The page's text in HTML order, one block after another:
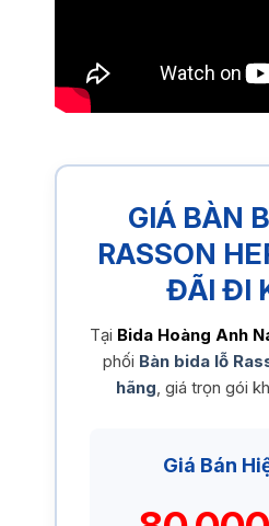
GIÁ BÀN
RASSON
ĐÃI ĐI
Tại Bida Hoàng Anh
phối Bàn bida lỗ
hãng , giá trọn gói
Giá Bán